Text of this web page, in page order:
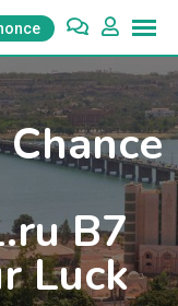
B7
Luck